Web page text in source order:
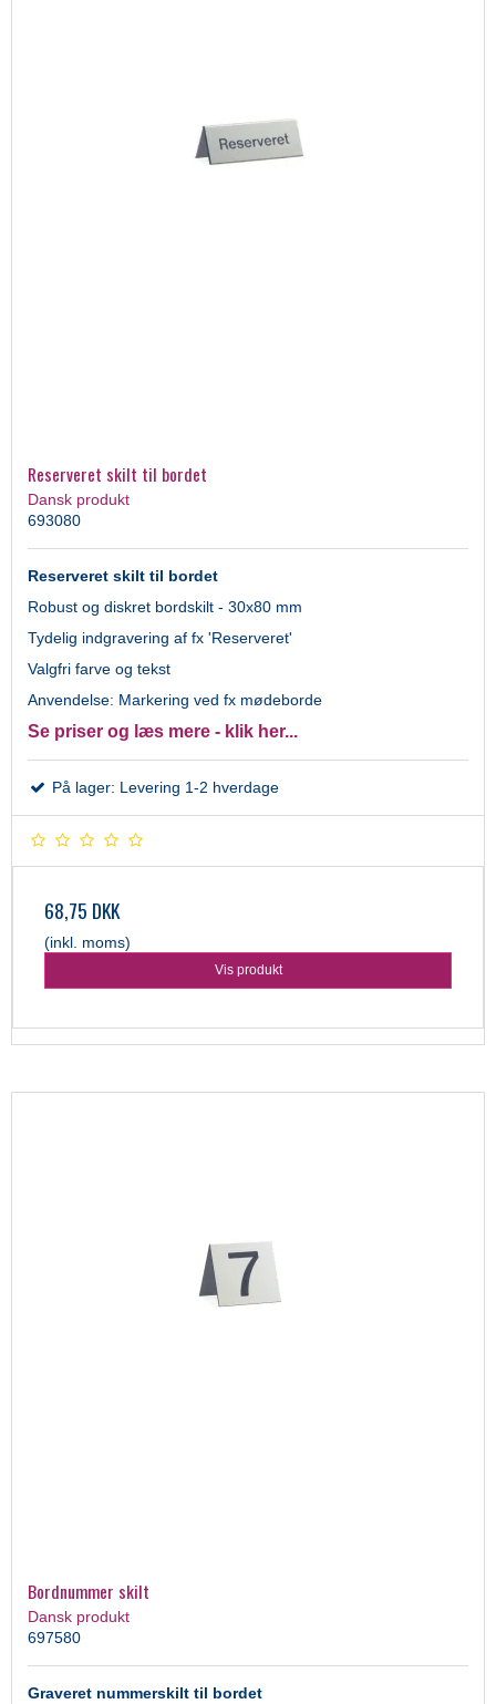
Reserveret skilt til bordet
Dansk produkt
693080
Reserveret skilt til bordet
Robust og diskret bordskilt - 30x80 mm
Tydelig indgravering af fx 'Reserveret'
Valgfri farve og tekst
Anvendelse: Markering ved fx mødeborde
Se priser og læs mere - klik her...
På lager: Levering 1-2 hverdage
68,75 DKK
(inkl. moms)
Vis produkt
Bordnummer skilt
Dansk produkt
697580
Graveret nummerskilt til bordet